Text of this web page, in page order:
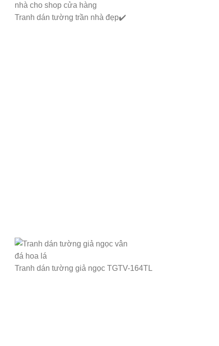
Tranh dán tường trần nhà đẹp✔️
Tranh dán tường giả ngọc TGTV-164TL